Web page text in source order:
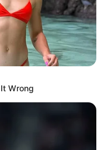
Wrong